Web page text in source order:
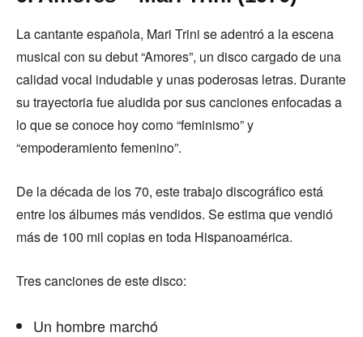
La cantante española, Mari Trini se adentró a la escena
musical con su debut “Amores”, un disco cargado de una
calidad vocal indudable y unas poderosas letras. Durante
su trayectoria fue aludida por sus canciones enfocadas a
lo que se conoce hoy como “feminismo” y
“empoderamiento femenino”.
De la década de los 70, este trabajo discográfico está
entre los álbumes más vendidos. Se estima que vendió
más de 100 mil copias en toda Hispanoamérica.
Tres canciones de este disco:
Un hombre marchó